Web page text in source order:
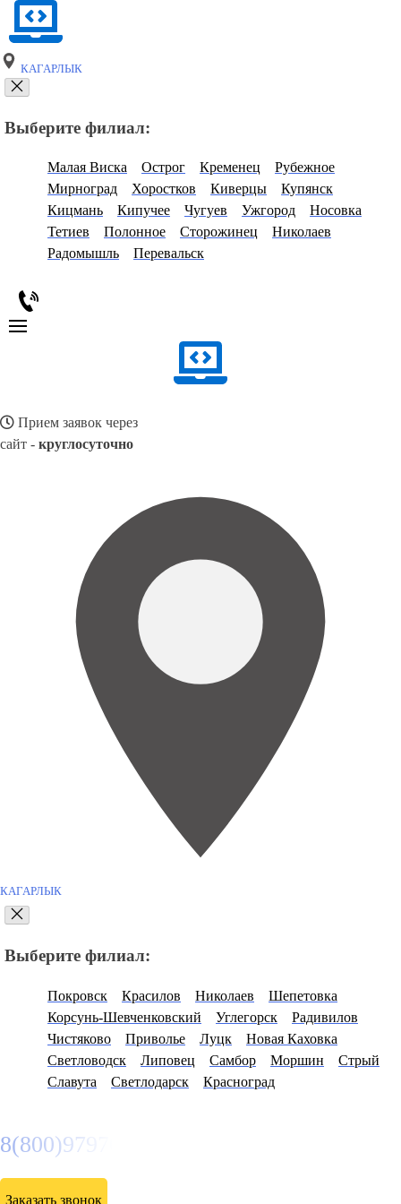
КАГАРЛЫК
Выберите филиал:
Малая Виска Острог Кременец
Рубежное
Мирноград
Хоростков Киверцы
Купянск
Кицмань
Кипучее Чугуев Ужгород
Носовка
Тетиев
Полонное Сторожинец
Николаев
Радомышль
Перевальск
Прием заявок через
сайт - круглосуточно
КАГАРЛЫК
Выберите филиал:
Покровск Красилов Николаев
Шепетовка
Корсунь-Шевченковский
Углегорск
Радивилов
Чистяково
Приволье Луцк
Новая Каховка
Светловодск
Липовец Самбор Моршин
Стрый
Славута
Светлодарск Красноград
8(800)9797043
Заказать звонок